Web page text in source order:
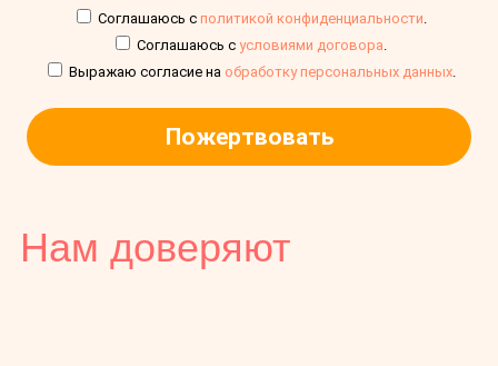
Соглашаюсь с политикой конфиденциальности.
Соглашаюсь с условиями договора.
Выражаю согласие на обработку персональных данных.